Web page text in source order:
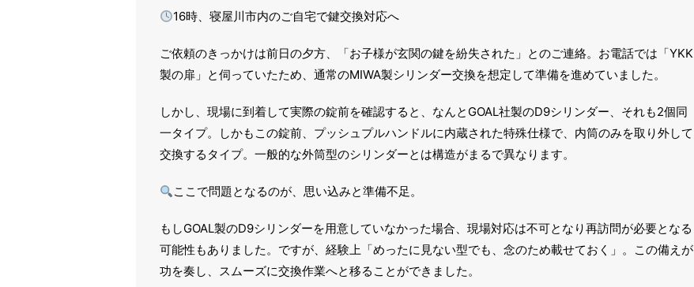
16時、寝屋川市内のご自宅で鍵交換対応へ
ご依頼のきっかけは前日の夕方、「お子様が玄関の鍵を紛失された」とのご連絡。お電話では「YKK
製の扉」と伺っていたため、通常のMIWA製シリンダー交換を想定して準備を進めていました。
しかし、現場に到着して実際の錠前を確認すると、なんとGOAL社製のD9シリンダー、それも2個同
一タイプ。しかもこの錠前、プッシュプルハンドルに内蔵された特殊仕様で、内筒のみを取り外して
交換するタイプ。一般的な外筒型のシリンダーとは構造がまるで異なります。
ここで問題となるのが、思い込みと準備不足。
もしGOAL製のD9シリンダーを用意していなかった場合、現場対応は不可となり再訪問が必要となる
可能性もありました。ですが、経験上「めったに見ない型でも、念のため載せておく」。この備えが
功を奏し、スムーズに交換作業へと移ることができました。